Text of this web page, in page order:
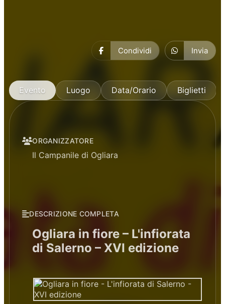
Condividi Invia
Evento Luogo Data/Orario Biglietti
ORGANIZZATORE
Il Campanile di Ogliara
DESCRIZIONE COMPLETA
Ogliara in fiore – L'infiorata
di Salerno – XVI edizione